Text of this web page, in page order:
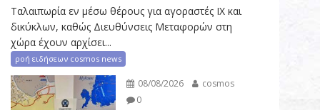
Ταλαιπωρία εν μέσω θέρους για αγοραστές ΙΧ και
δικύκλων, καθώς Διευθύνσεις Μεταφορών στη
χώρα έχουν αρχίσει...
ροή ειδήσεων cosmos news
08/08/2026
cosmos
0